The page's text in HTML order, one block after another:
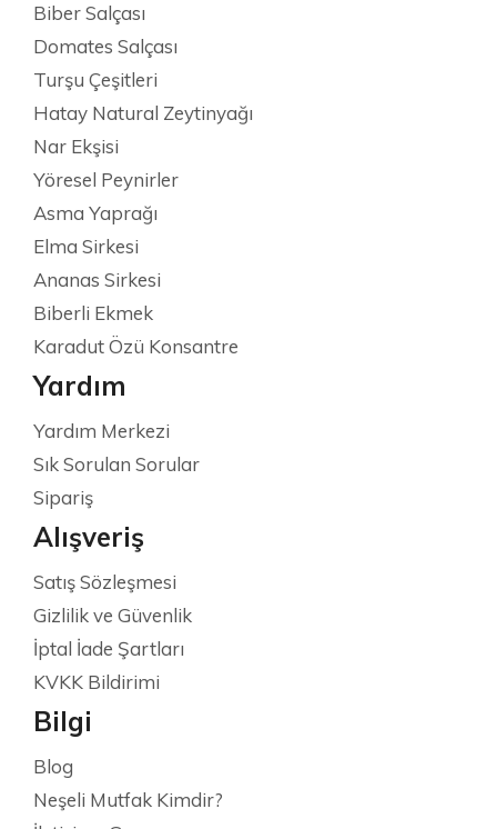
Biber Salçası
Domates Salçası
Turşu Çeşitleri
Hatay Natural Zeytinyağı
Nar Ekşisi
Yöresel Peynirler
Asma Yaprağı
Elma Sirkesi
Ananas Sirkesi
Biberli Ekmek
Karadut Özü Konsantre
Yardım
Yardım Merkezi
Sık Sorulan Sorular
Sipariş
Alışveriş
Satış Sözleşmesi
Gizlilik ve Güvenlik
İptal İade Şartları
KVKK Bildirimi
Bilgi
Blog
Neşeli Mutfak Kimdir?